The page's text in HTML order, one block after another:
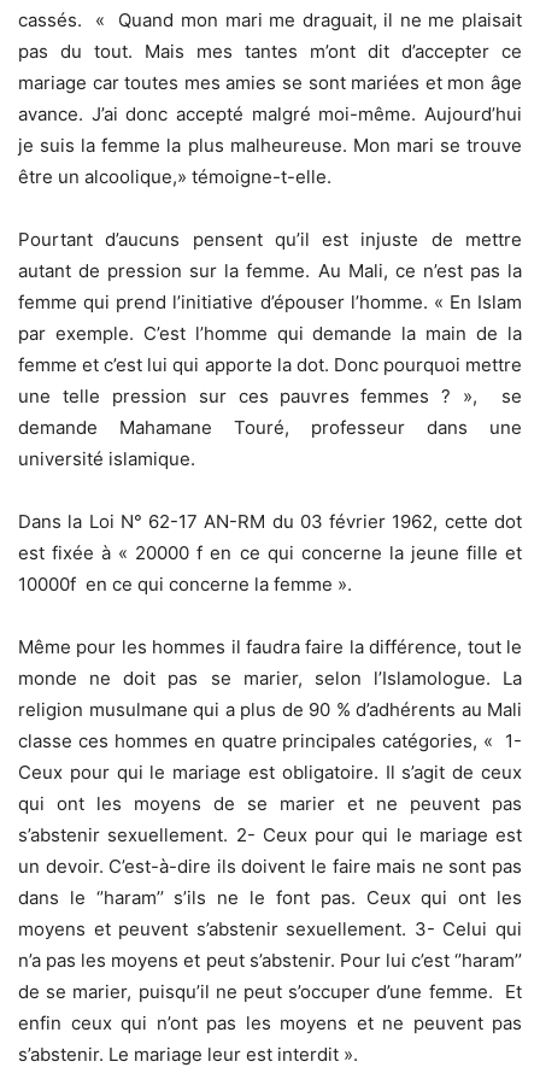
cassés. « Quand mon mari me draguait, il ne me plaisait
pas du tout. Mais mes tantes m’ont dit d’accepter ce
mariage car toutes mes amies se sont mariées et mon âge
avance. J’ai donc accepté malgré moi-même. Aujourd’hui
je suis la femme la plus malheureuse. Mon mari se trouve
être un alcoolique,» témoigne-t-elle.
Pourtant d’aucuns pensent qu’il est injuste de mettre
autant de pression sur la femme. Au Mali, ce n’est pas la
femme qui prend l’initiative d’épouser l’homme. « En Islam
par exemple. C’est l’homme qui demande la main de la
femme et c’est lui qui apporte la dot. Donc pourquoi mettre
une telle pression sur ces pauvres femmes ? », se
demande Mahamane Touré, professeur dans une
université islamique.
Dans la Loi N° 62-17 AN-RM du 03 février 1962, cette dot
est fixée à « 20000 f en ce qui concerne la jeune fille et
10000f en ce qui concerne la femme ».
Même pour les hommes il faudra faire la différence, tout le
monde ne doit pas se marier, selon l’Islamologue. La
religion musulmane qui a plus de 90 % d’adhérents au Mali
classe ces hommes en quatre principales catégories, « 1-
Ceux pour qui le mariage est obligatoire. Il s’agit de ceux
qui ont les moyens de se marier et ne peuvent pas
s’abstenir sexuellement. 2- Ceux pour qui le mariage est
un devoir. C’est-à-dire ils doivent le faire mais ne sont pas
dans le ‘’haram’’ s’ils ne le font pas. Ceux qui ont les
moyens et peuvent s’abstenir sexuellement. 3- Celui qui
n’a pas les moyens et peut s’abstenir. Pour lui c’est ‘’haram’’
de se marier, puisqu’il ne peut s’occuper d’une femme. Et
enfin ceux qui n’ont pas les moyens et ne peuvent pas
s’abstenir. Le mariage leur est interdit ».